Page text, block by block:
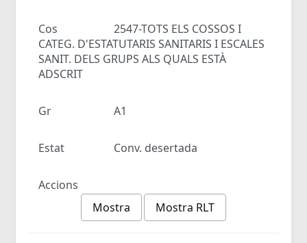
Cos
2547-TOTS ELS COSSOS I
CATEG. D'ESTATUTARIS SANITARIS I ESCALES
SANIT. DELS GRUPS ALS QUALS ESTÀ
ADSCRIT
Gr A1
Estat Conv. desertada
Accions
Mostra
Mostra RLT